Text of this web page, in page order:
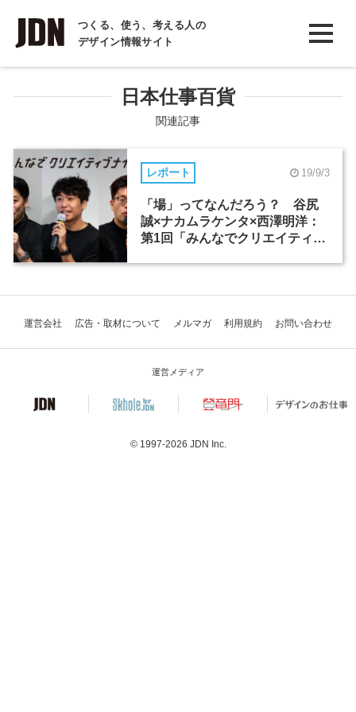
つくる、使う、考える人の
デザイン情報サイト
INTERVIEW
インタビュー
COLUMN
コラム
日本仕事百貨
関連記事
レポート 19/9/3
「場」ってなんだろう？ 谷尻
誠×ナカムラケンタ×西澤明洋：
第1回「みんなでクリエイティブ
運営会社 広告・取材について メルマガ 利用規約 お問い合わせ
運営メディア
© 1997-2026 JDN Inc.